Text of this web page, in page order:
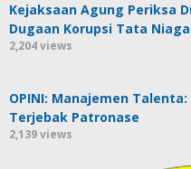
Kejaksaan Agung Periksa
Dugaan Korupsi Tata
2,204 views
OPINI: Manajemen
Terjebak Patronase
2,139 views